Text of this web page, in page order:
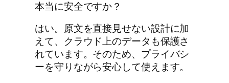
本当に安全ですか？
はい。原文を直接見せない設計に加
えて、クラウド上のデータも保護さ
れています。そのため、プライバシ
ーを守りながら安心して使えます。